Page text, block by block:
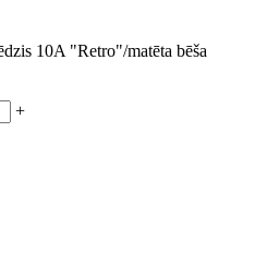
10A "Retro"/matēta bēša
+